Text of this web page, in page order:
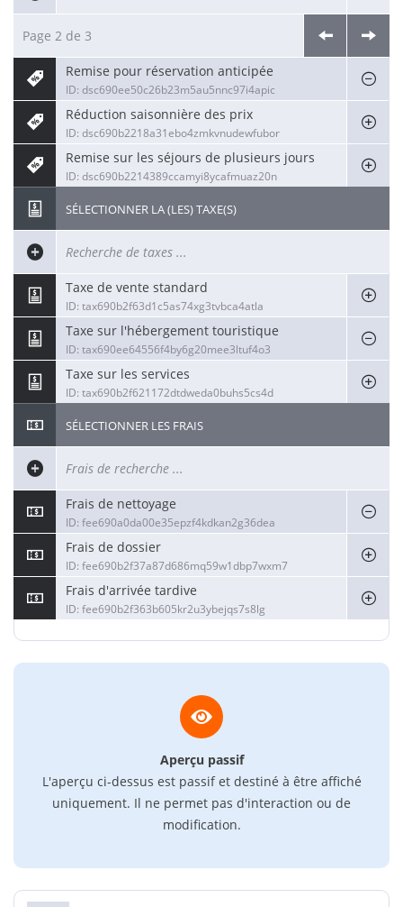
Page 2 de 3
Remise pour réservation anticipée
ID: dsc690ee50c26b23m5au5nnc97i4apic
Réduction saisonnière des prix
ID: dsc690b2218a31ebo4zmkvnudewfubor
Remise sur les séjours de plusieurs jours
ID: dsc690b2214389ccamyi8ycafmuaz20n
SÉLECTIONNER LA (LES) TAXE(S)
Taxe de vente standard
ID: tax690b2f63d1c5as74xg3tvbca4atla
Taxe sur l'hébergement touristique
ID: tax690ee64556f4by6g20mee3ltuf4o3
Taxe sur les services
ID: tax690b2f621172dtdweda0buhs5cs4d
SÉLECTIONNER LES FRAIS
Frais de nettoyage
ID: fee690a0da00e35epzf4kdkan2g36dea
Frais de dossier
ID: fee690b2f37a87d686mq59w1dbp7wxm7
Frais d'arrivée tardive
ID: fee690b2f363b605kr2u3ybejqs7s8lg
Aperçu passif
L'aperçu ci-dessus est passif et destiné à être affiché
uniquement. Il ne permet pas d'interaction ou de
modification.